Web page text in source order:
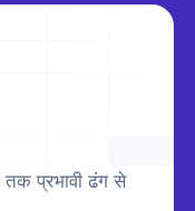
तक प्रभावी ढंग से